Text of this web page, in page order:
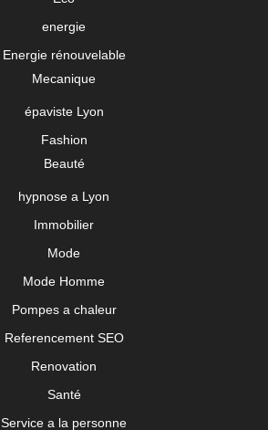
energie
Energie rénouvelable
Mecanique
épaviste Lyon
Fashion
Beauté
hypnose a Lyon
Immobilier
Mode
Mode Homme
Pompes a chaleur
Referencement SEO
Renovation
Santé
Service a la personne